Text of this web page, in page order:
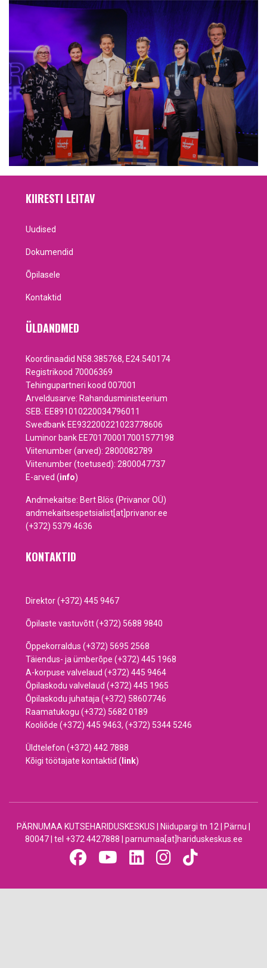
KIIRESTI LEITAV
Uudised
Dokumendid
Õpilasele
Kontaktid
ÜLDANDMED
Koordinaadid N58.385768, E24.540174
Registrikood 70006369
Tehingupartneri kood 007001
Arveldusarve: Rahandusministeerium
SEB: EE891010220034796011
Swedbank EE932200221023778606
Luminor bank EE701700017001577198
Viitenumber (arved): 2800082789
Viitenumber (toetused): 2800047737
E-arved (info)
Andmekaitse: Bert Blös (Privanor OÜ)
andmekaitsespetsialist[at]privanor.ee
(+372) 5379 4636
KONTAKTID
Direktor (+372) 445 9467
Õpilaste vastuvõtt (+372) 5688 9840
Õppekorraldus (+372) 5695 2568
Täiendus- ja ümberõpe (+372) 445 1968
A-korpuse valvelaud (+372) 445 9464
Õpilaskodu valvelaud (+372) 445 1965
Õpilaskodu juhataja (+372) 58607746
Raamatukogu (+372) 5682 0189
Kooliõde (+372) 445 9463, (+372) 5344 5246
Üldtelefon (+372) 442 7888
Kõigi töötajate kontaktid ( link)
PÄRNUMAA KUTSEHARIDUSKESKUS | Niidupargi tn 12 | Pärnu |
80047 | tel +372 4427888 | parnumaa[at]hariduskeskus.ee